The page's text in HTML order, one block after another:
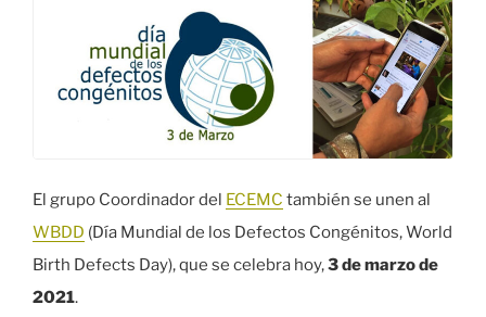
El grupo Coordinador del ECEMC también se unen al
WBDD (Día Mundial de los Defectos Congénitos, World
Birth Defects Day), que se celebra hoy,3 de marzo de
2021.